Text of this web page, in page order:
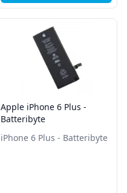
Apple iPhone 6 Plus -
Batteribyte
iPhone 6 Plus - Batteribyte